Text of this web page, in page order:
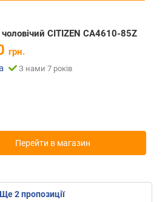
CITIZEN CA4610-85Z
грн.
З нами 7 років
Перейти в магазин
ще2пропозиції